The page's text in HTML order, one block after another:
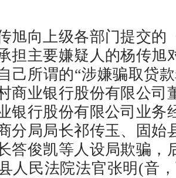
向上级各部门提交的
担主要嫌疑人的杨传旭
己所谓的“涉嫌骗取贷
商业银行股份有限公司
银行股份有限公司业务
分局局长祁传玉、固始
答俊凯等人设局欺骗，
人民法院法官张明(音